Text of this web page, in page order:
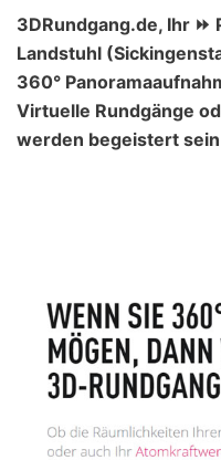
3DRundgang.de, Ihr
Landstuhl
360°
Virtuelle Rundgänge
werden begeistert